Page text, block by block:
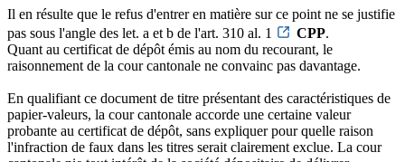
Il en résulte que le refus d'entrer en matière sur ce point ne se justifie
pas sous l'angle des let. a et b de l'art. 310 al. 1
CPP.
Quant au certificat de dépôt émis au nom du recourant, le
raisonnement de la cour cantonale ne convainc pas davantage.
En qualifiant ce document de titre présentant des caractéristiques de
papier-valeurs, la cour cantonale accorde une certaine valeur
probante au certificat de dépôt, sans expliquer pour quelle raison
l'infraction de faux dans les titres serait clairement exclue. La cour